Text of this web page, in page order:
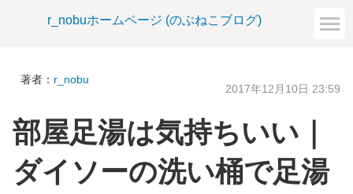
r_nobuホームページ (のぶねこブログ)
著者： r_nobu
2017年12月10日 23:59
部屋足湯は気持ちいい｜
ダイソーの洗い桶で足湯